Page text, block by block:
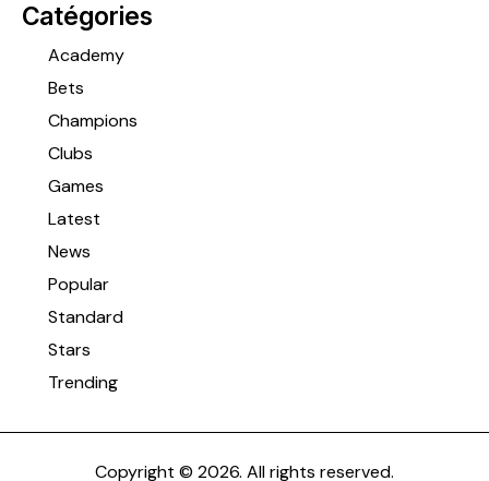
Catégories
Academy
Bets
Champions
Clubs
Games
Latest
News
Popular
Standard
Stars
Trending
Copyright © 2026. All rights reserved.